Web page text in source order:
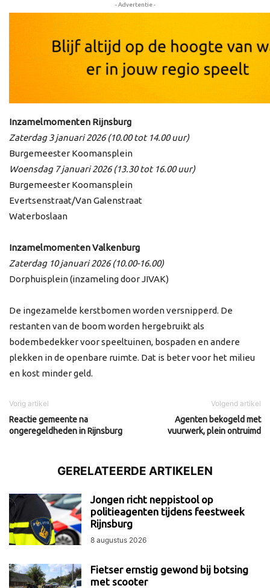
- Advertentie -
Inzamelmomenten Rijnsburg
Zaterdag 3 januari 2026 (10.00 tot 14.00 uur)
Burgemeester Koomansplein
Woensdag 7 januari 2026 (13.30 tot 16.00 uur)
Burgemeester Koomansplein
Evertsenstraat/Van Galenstraat
Waterboslaan
Inzamelmomenten Valkenburg
Zaterdag 10 januari 2026 (10.00-16.00)
Dorphuisplein (inzameling door JIVAK)
De ingezamelde kerstbomen worden versnipperd. De
restanten van de boom worden hergebruikt als
bodembedekker voor speeltuinen, bospaden en andere
plekken in de openbare ruimte. Dat is beter voor het milieu
en kost minder geld.
Vorig artikel
Reactie gemeente na
ongeregeldheden in Rijnsburg
Volgend artikel
Agenten bekogeld met
vuurwerk, plein ontruimd
GERELATEERDE ARTIKELEN
Jongen richt neppistool op
politieagenten tijdens feestweek
Rijnsburg
8 augustus 2026
Fietser ernstig gewond bij botsing
met scooter